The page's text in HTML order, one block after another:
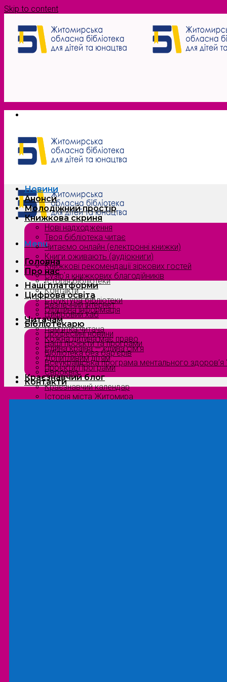
Skip to content
Menu
Головна
Про нас
Історія бібліотеки
Контакти
Структура бібліотеки
Офіційна інформація
Читачам
Пам’ятка читача
Кожна дитина має право
Єдина країна — єдина сім’я
Допитливим дітям
Проєкти/Програми
Краєзнавчий блог
Краєзнавчий календар
Історія міста Житомира
Новини
Анонси
Молодіжний простір
Книжкова скриня
Нові надходження
Твоя бібліотека читає
Читаємо онлайн (електронні книжки)
Книги оживають (аудіокниги)
Книжкові рекомендації зіркових гостей
Сузірʼя книжкових благодійників
Наші платформи
Цифрова освіта
Безпечний інтернет
Цифровий хаб
Бібліотекарю
Професійні новини
Наші проєкти та програми
Бібліотека без бар’єрів
Всеукраїнська програма ментального здоров’я
Євроквіз
Контакти